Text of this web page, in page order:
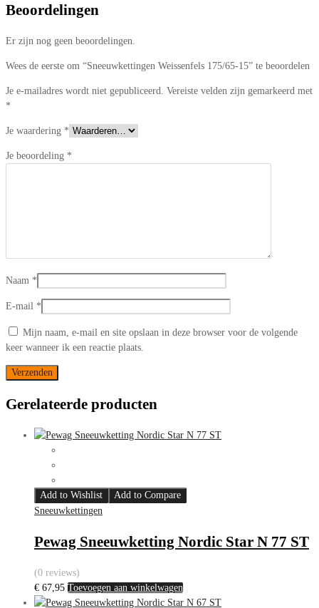
Beoordelingen
Er zijn nog geen beoordelingen.
Wees de eerste om “Sneeuwkettingen Weissenfels 175/65-15” te beoordelen
Je e-mailadres wordt niet gepubliceerd. Vereiste velden zijn gemarkeerd met
*
Je waardering *
Je beoordeling *
Naam *
E-mail *
Mijn naam, e-mail en site opslaan in deze browser voor de volgende
keer wanneer ik een reactie plaats.
Gerelateerde producten
Add to Wishlist
Add to Compare
Sneeuwkettingen
Pewag Sneeuwketting Nordic Star N 77 ST
(0 reviews)
€ 67,95 Toevoegen aan winkelwagen